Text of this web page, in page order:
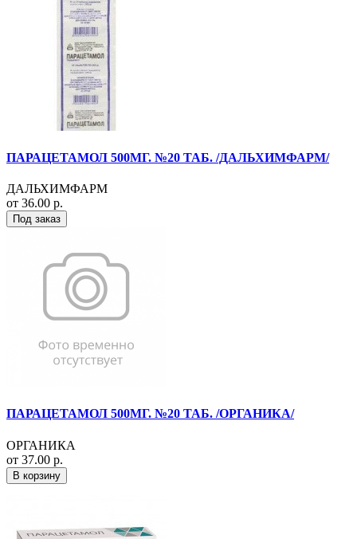
ПАРАЦЕТАМОЛ 500МГ. №20 ТАБ. /ДАЛЬХИМФАРМ/
ДАЛЬХИМФАРМ
от 36.00 р.
Под заказ
ПАРАЦЕТАМОЛ 500МГ. №20 ТАБ. /ОРГАНИКА/
ОРГАНИКА
от 37.00 р.
В корзину